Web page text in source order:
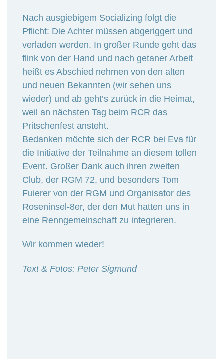
Nach ausgiebigem Socializing folgt die
Pflicht: Die Achter müssen abgeriggert und
verladen werden. In großer Runde geht das
flink von der Hand und nach getaner Arbeit
heißt es Abschied nehmen von den alten
und neuen Bekannten (wir sehen uns
wieder) und ab geht’s zurück in die Heimat,
weil an nächsten Tag beim RCR das
Pritschenfest ansteht.
Bedanken möchte sich der RCR bei Eva für
die Initiative der Teilnahme an diesem tollen
Event. Großer Dank auch ihren zweiten
Club, der RGM 72, und besonders Tom
Fuierer von der RGM und Organisator des
Roseninsel-8er, der den Mut hatten uns in
eine Renngemeinschaft zu integrieren.
Wir kommen wieder!
Text & Fotos: Peter Sigmund